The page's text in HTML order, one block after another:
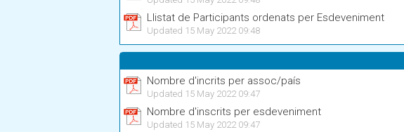
Llistat de Participants ordenats per Esdeveniment
Updated 15 May 2022 09:48
Nombre d'incrits per assoc/país
Updated 15 May 2022 09:47
Nombre d'inscrits per esdeveniment
Updated 15 May 2022 09:47